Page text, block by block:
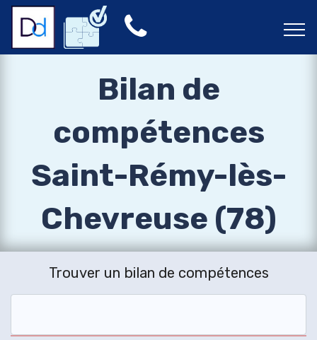
Bilan de
compétences
Saint-Rémy-lès-
Chevreuse (78)
Trouver un bilan de compétences